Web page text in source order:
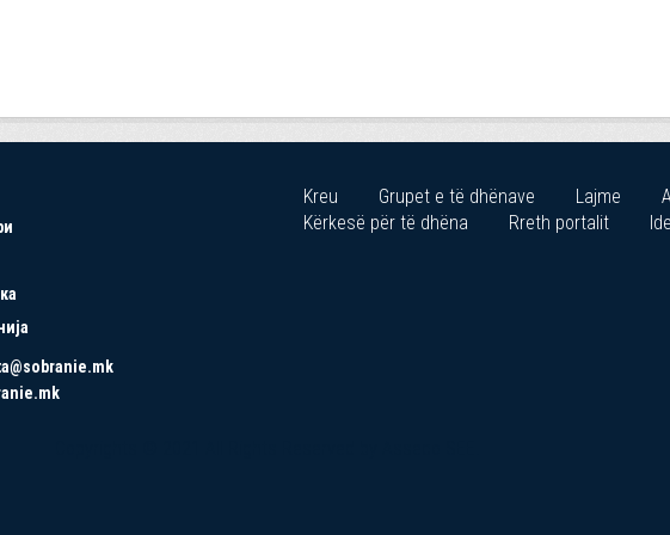
Kreu Grupet e të dhënave Lajme
Kërkesë për të dhëna
Rreth portalit